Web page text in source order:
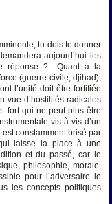
tu dois te donner
aujourd’hui les
réponse ? Quant à la
(guerre civile, djihad),
l’unité doit être fortifiée
vue d’hostilités radicales
fort qui ne peut plus être
vis-à-vis d’un
constamment brisé par
laisse la place à une
et du passé, car le
philosophie, morale,
pour l’adversaire le
les concepts politiques